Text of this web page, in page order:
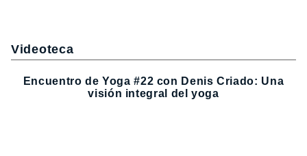
Videoteca
Encuentro de Yoga #22 con Denis Criado: Una
visión integral del yoga